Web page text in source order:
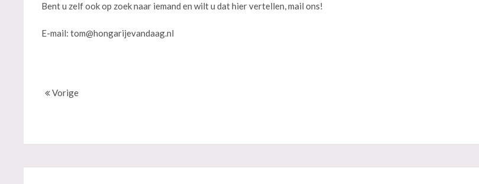
Bent u zelf ook op zoek naar iemand en wilt u dat hier vertellen, mail ons!
E-mail: tom@hongarijevandaag.nl
Vorige